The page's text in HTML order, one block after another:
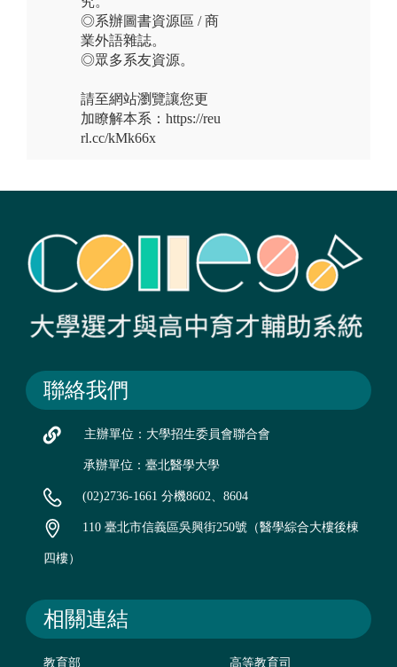
◎系辦圖書資源區 / 商
業外語雜誌。
◎眾多系友資源。
請至網站瀏覽讓您更
加瞭解本系：https://reu
rl.cc/kMk66x
聯絡我們
主辦單位：大學招生委員會聯合會
承辦單位：臺北醫學大學
(02)2736-1661 分機8602、8604
110 臺北市信義區吳興街250號（醫學綜合大樓後棟
四樓）
相關連結
教育部 高等教育司